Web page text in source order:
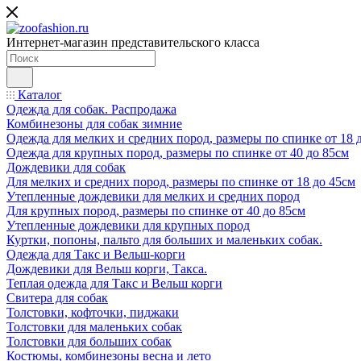
Интернет-магазин представительского класса
Каталог
Одежда для собак. Распродажа
Комбинезоны для собак зимние
Одежда для мелких и средних пород, размеры по спинке от 18
Одежда для крупных пород, размеры по спинке от 40 до 85см
Дождевики для собак
Для мелких и средних пород, размеры по спинке от 18 до 45см
Утепленные дождевики для мелких и средних пород
Для крупных пород, размеры по спинке от 40 до 85см
Утепленные дождевики для крупных пород
Куртки, попоны, пальто для больших и маленьких собак.
Одежда для Такс и Вельш-корги
Дождевики для Вельш корги, Такса.
Теплая одежда для Такс и Вельш корги
Свитера для собак
Толстовки, кофточки, пиджаки
Толстовки для маленьких собак
Толстовки для больших собак
Костюмы, комбинезоны весна и лето